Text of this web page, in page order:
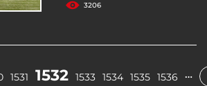
3206
1531 1532 1533 1534 1535 1536 …